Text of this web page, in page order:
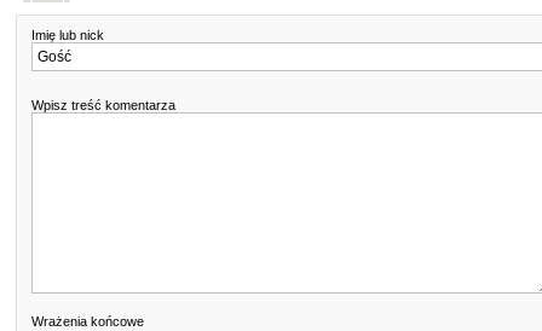
Imię lub nick
Wpisz treść komentarza
Wrażenia końcowe